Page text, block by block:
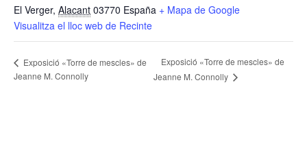
El Verger, Alacant 03770 España + Mapa de Google
Visualitza el lloc web de Recinte
Exposició «Torre de mescles» de
Jeanne M. Connolly
Exposició «Torre de mescles» de
Jeanne M. Connolly